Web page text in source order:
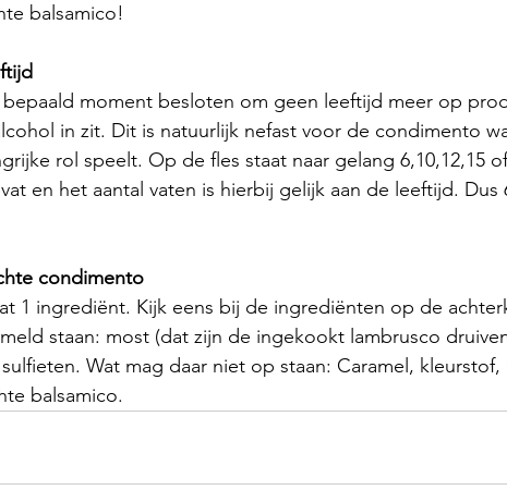
balsamico!
moment besloten om geen leeftijd meer op
in zit. Dit is natuurlijk nefast voor de condimento
rol speelt. Op de fles staat naar gelang 6,10,12,15
en het aantal vaten is hierbij gelijk aan de leeftijd. Dus
condimento
1 ingrediënt. Kijk eens bij de ingrediënten op de
staan: most (dat zijn de ingekookt lambrusco
Wat mag daar niet op staan: Caramel, kleurstof,
balsamico.